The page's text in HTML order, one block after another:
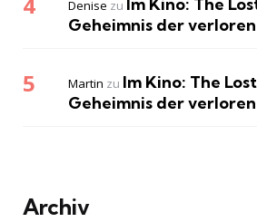
Denise zu Im Kino: The
Geheimnis der
Martin zu Im Kino: The
Geheimnis der
Archiv